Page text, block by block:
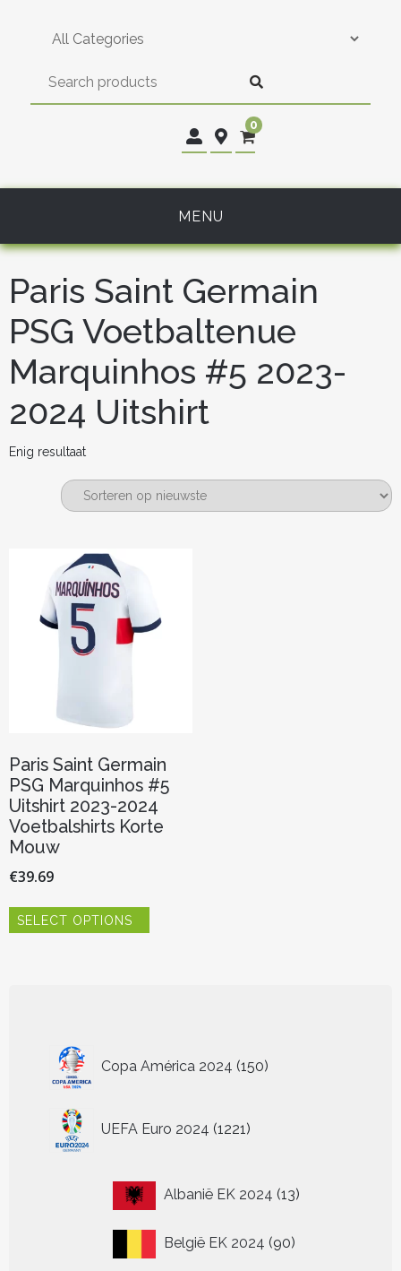
0
MENU
Paris Saint Germain
PSG Voetbaltenue
Marquinhos #5 2023-
2024 Uitshirt
Enig resultaat
Paris Saint Germain
PSG Marquinhos #5
Uitshirt 2023-2024
Voetbalshirts Korte
Mouw
€39.69
SELECT OPTIONS
worden
productpagina
Copa América 2024 150
producten
UEFA Euro 2024 1221
producten
Albanië EK 2024 1313
België EK 2024 9090